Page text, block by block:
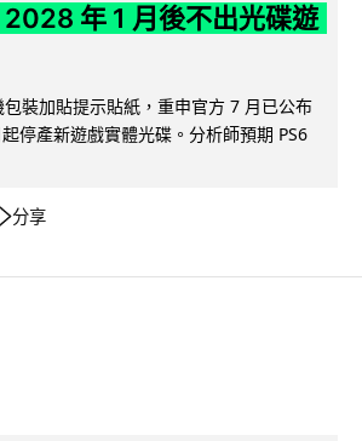
2028 年 1 月後不出光碟遊
裝加貼提示貼紙，重申官方 7 月已公布
停產新遊戲實體光碟。分析師預期 PS6
分享